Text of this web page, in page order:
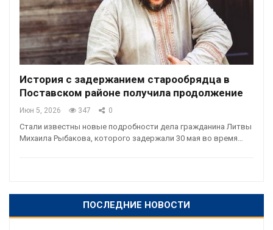
История с задержанием старообрядца в
Поставском районе получила продолжение
Июн 5, 2026 347 0
Стали известны новые подробности дела гражданина Литвы
Михаила Рыбакова, которого задержали 30 мая во время…
ПОСЛЕДНИЕ НОВОСТИ